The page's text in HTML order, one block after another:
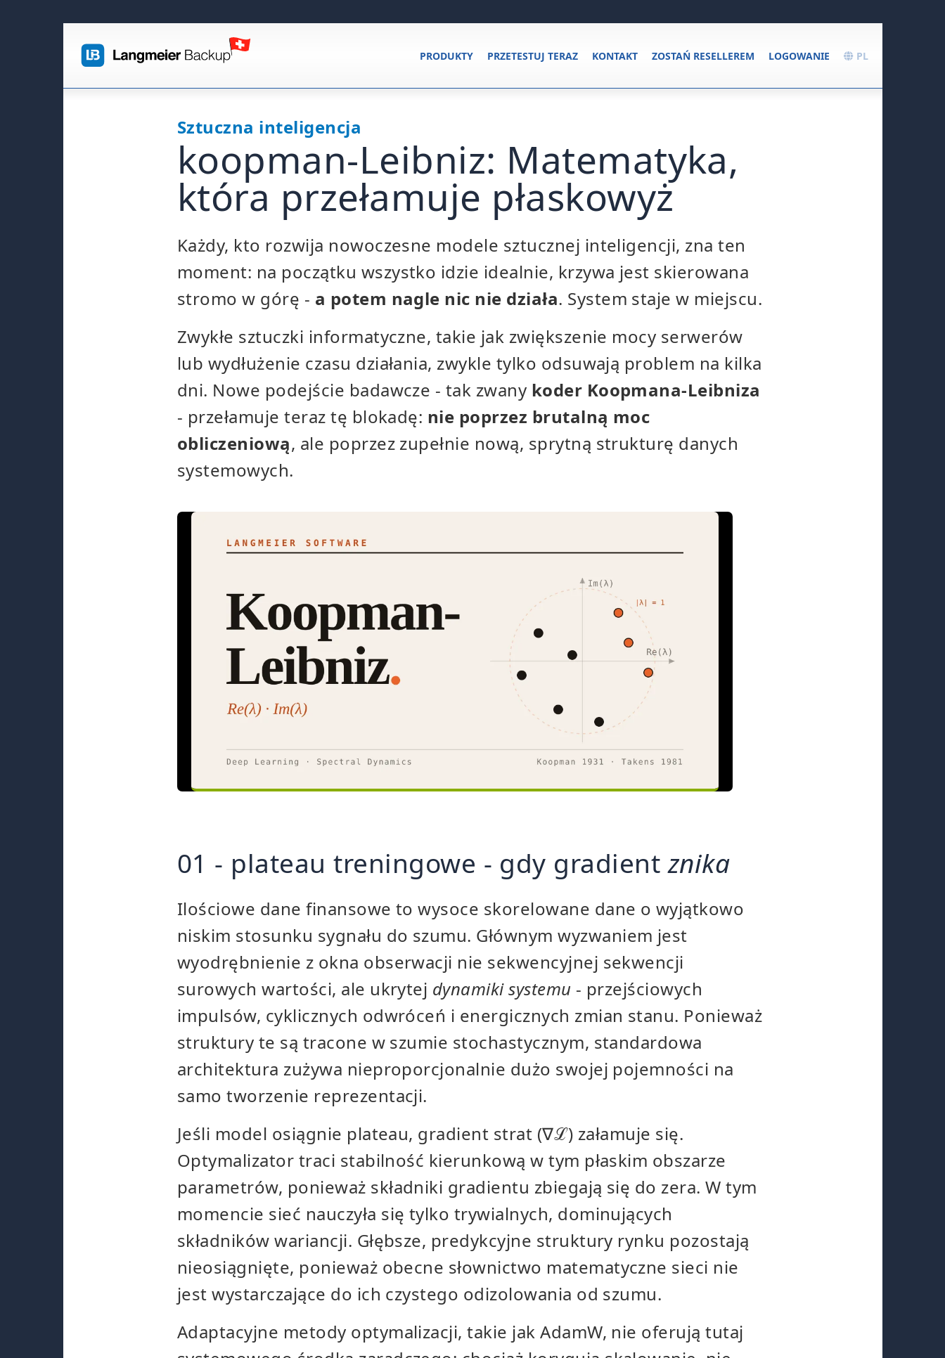
PL
LOGOWANIE
ZOSTAŃ RESELLEREM
KONTAKT
PRZETESTUJ TERAZ
PRODUKTY
Sztuczna inteligencja
koopman-Leibniz: Matematyka,
która przełamuje płaskowyż
Każdy, kto rozwija nowoczesne modele sztucznej inteligencji, zna ten
moment: na początku wszystko idzie idealnie, krzywa jest skierowana
stromo w górę - a potem nagle nic nie działa. System staje w miejscu.
Zwykłe sztuczki informatyczne, takie jak zwiększenie mocy serwerów
lub wydłużenie czasu działania, zwykle tylko odsuwają problem na kilka
dni. Nowe podejście badawcze - tak zwany koder Koopmana-Leibniza
- przełamuje teraz tę blokadę: nie poprzez brutalną moc
obliczeniową, ale poprzez zupełnie nową, sprytną strukturę danych
systemowych.
01 - plateau treningowe - gdy gradientznika
Ilościowe dane finansowe to wysoce skorelowane dane o wyjątkowo
niskim stosunku sygnału do szumu. Głównym wyzwaniem jest
wyodrębnienie z okna obserwacji nie sekwencyjnej sekwencji
surowych wartości, ale ukrytej dynamiki systemu - przejściowych
impulsów, cyklicznych odwróceń i energicznych zmian stanu. Ponieważ
struktury te są tracone w szumie stochastycznym, standardowa
architektura zużywa nieproporcjonalnie dużo swojej pojemności na
samo tworzenie reprezentacji.
Jeśli model osiągnie plateau, gradient strat (∇ℒ) załamuje się.
Optymalizator traci stabilność kierunkową w tym płaskim obszarze
parametrów, ponieważ składniki gradientu zbiegają się do zera. W tym
momencie sieć nauczyła się tylko trywialnych, dominujących
składników wariancji. Głębsze, predykcyjne struktury rynku pozostają
nieosiągnięte, ponieważ obecne słownictwo matematyczne sieci nie
jest wystarczające do ich czystego odizolowania od szumu.
Adaptacyjne metody optymalizacji, takie jak AdamW, nie oferują tutaj